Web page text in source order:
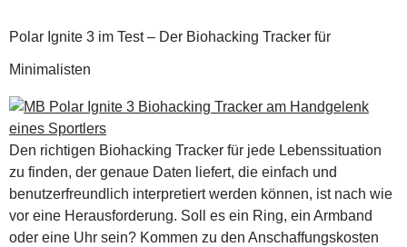
Polar Ignite 3 im Test – Der Biohacking Tracker für
Minimalisten
Den richtigen Biohacking Tracker für jede Lebenssituation
zu finden, der genaue Daten liefert, die einfach und
benutzerfreundlich interpretiert werden können, ist nach wie
vor eine Herausforderung. Soll es ein Ring, ein Armband
oder eine Uhr sein? Kommen zu den Anschaffungskosten